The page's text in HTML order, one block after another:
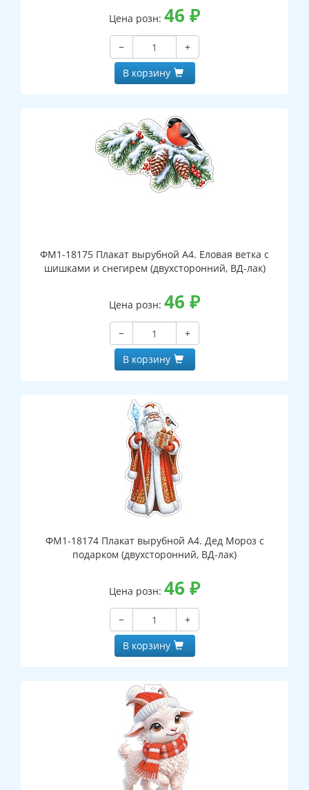
Цена розн: 46 ₽
−
+
В корзину
ФМ1-18175 Плакат вырубной А4. Еловая ветка с
шишками и снегирем (двухсторонний, ВД-лак)
Цена розн: 46 ₽
−
+
В корзину
ФМ1-18174 Плакат вырубной А4. Дед Мороз с
подарком (двухсторонний, ВД-лак)
Цена розн: 46 ₽
−
+
В корзину